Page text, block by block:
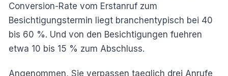
Conversion-Rate vom Erstanruf zum
Besichtigungstermin liegt branchentypisch bei 40
bis 60 %. Und von den Besichtigungen fuehren
etwa 10 bis 15 % zum Abschluss.
Angenommen, Sie verpassen taeglich drei Anrufe